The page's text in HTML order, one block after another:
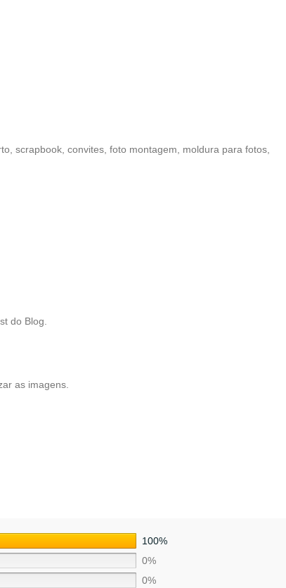
scrapbook, convites, foto montagem, moldura para fotos,
do Blog.
as imagens.
100%
0%
0%